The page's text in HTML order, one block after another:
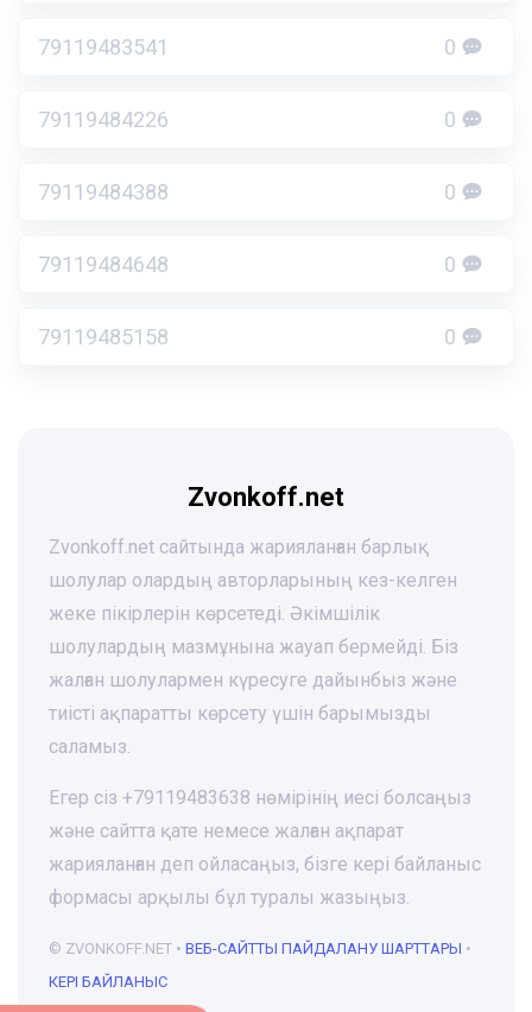
79119483541 0
79119484226 0
79119484388 0
79119484648 0
79119485158 0
Zvonkoff.net
Zvonkoff.net сайтында жарияланған барлық
шолулар олардың авторларының кез-келген
жеке пікірлерін көрсетеді. Әкімшілік
шолулардың мазмұнына жауап бермейді. Біз
жалған шолулармен күресуге дайынбыз және
тиісті ақпаратты көрсету үшін барымызды
саламыз.
Егер сіз +79119483638 нөмірінің иесі болсаңыз
және сайтта қате немесе жалған ақпарат
жарияланған деп ойласаңыз, бізге кері байланыс
формасы арқылы бұл туралы жазыңыз.
© ZVONKOFF.NET • ВЕБ-CАЙТТЫ ПАЙДАЛАНУ ШАРТТАРЫ •
КЕРІ БАЙЛАНЫС